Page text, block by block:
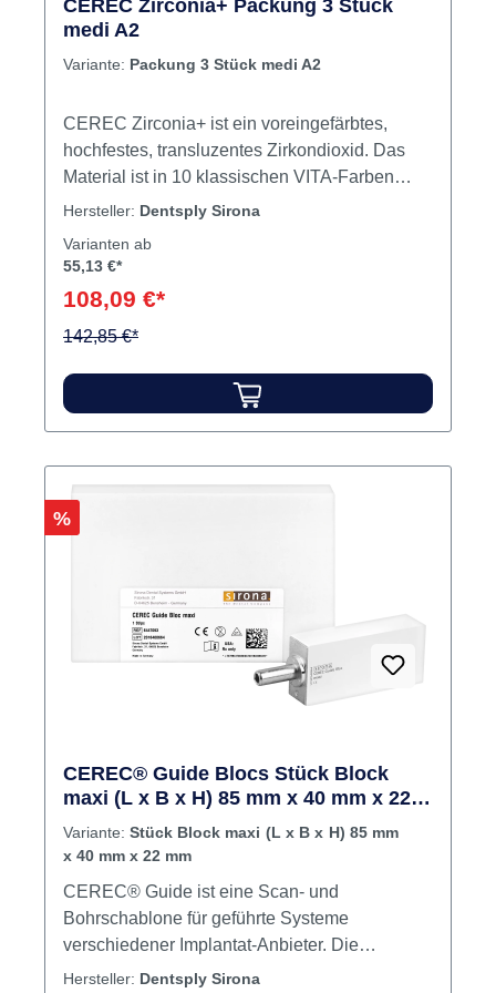
CEREC Zirconia+ Packung 3 Stück
medi A2
Variante: Packung 3 Stück medi A2
CEREC Zirconia+ ist ein voreingefärbtes,
hochfestes, transluzentes Zirkondioxid. Das
Material ist in 10 klassischen VITA-Farben
erhältlich und benötigt keine weitere
CEREC Zirconia+ trocken gefräst und erreicht
seine endgültige Größe. Das vergrößerte
Fräsen führt zu einer hohen Präzision und
Material ist in zwei Größen (mono und medi)
erhältlich, was eine Herstellung von bis zu 3-
CEREC Zirconia+ beinhalten Festigkeit größer
als 900 MPa Biokompatibilität Verbesserte
Transluzenz Optimierte Ästhetik Einfaches
Hersteller: Dentsply Sirona
Varianten ab
55,13 €*
108,09 €*
142,85 €*
Rabatt
%
CEREC® Guide Blocs Stück Block
maxi (L x B x H) 85 mm x 40 mm x 22
mm
Variante: Stück Block maxi (L x B x H) 85 mm
x 40 mm x 22 mm
CEREC® Guide ist eine Scan- und
Bohrschablone für geführte Systeme
verschiedener Implantat-Anbieter. Die
Herstellung geschieht in nur wenigen Minuten
Hersteller: Dentsply Sirona